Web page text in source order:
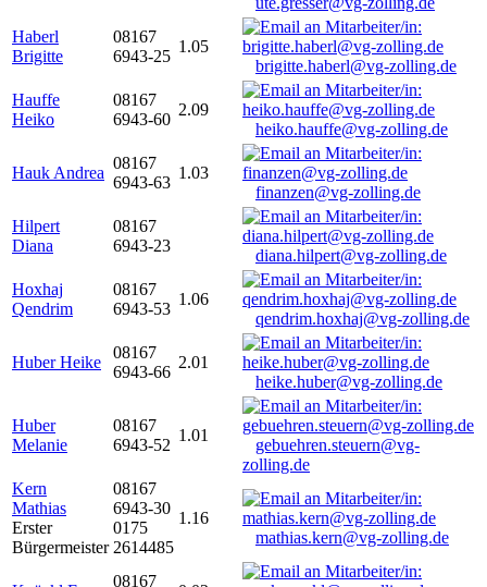
Haberl
Brigitte
08167
6943-25
1.05
brigitte.haberl@vg-zolling.de
Hauffe
Heiko
08167
6943-60
2.09
heiko.hauffe@vg-zolling.de
Hauk Andrea
08167
6943-63
1.03
finanzen@vg-zolling.de
Hilpert
Diana
08167
6943-23
diana.hilpert@vg-zolling.de
Hoxhaj
Qendrim
08167
6943-53
1.06
qendrim.hoxhaj@vg-zolling.de
Huber Heike
08167
6943-66
2.01
heike.huber@vg-zolling.de
Huber
Melanie
08167
6943-52
1.01
gebuehren.steuern@vg-
zolling.de
Kern
Mathias
Erster
Bürgermeister
08167
6943-30
0175
2614485
1.16
mathias.kern@vg-zolling.de
08167